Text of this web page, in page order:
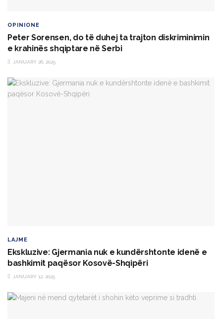
OPINIONE
Peter Sorensen, do të duhej ta trajton diskriminimin
e krahinës shqiptare në Serbi
JANUARY 26, 2025
LAJME
Ekskluzive: Gjermania nuk e kundërshtonte idenë e
bashkimit paqësor Kosovë-Shqipëri
JANUARY 12, 2025